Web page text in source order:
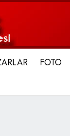
FOTO